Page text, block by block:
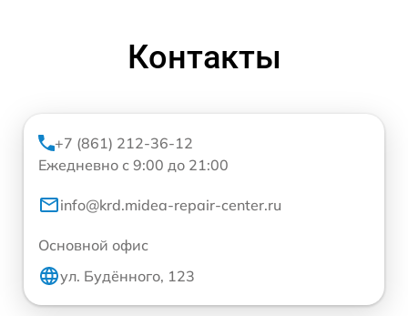
Контакты
+7 (861) 212-36-12
Ежедневно с 9:00 до 21:00
info@krd.midea-repair-center.ru
Основной офис
ул. Будённого, 123